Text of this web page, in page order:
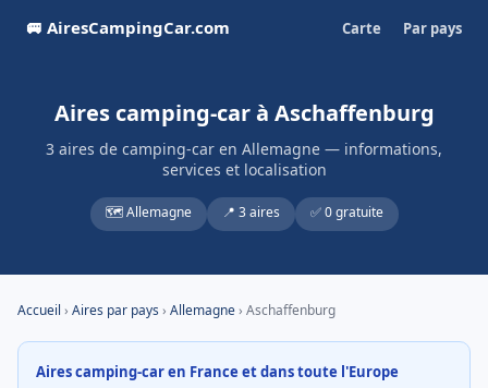
🚐 AiresCampingCar.com Carte Par pays
Aires camping-car à Aschaffenburg
3 aires de camping-car en Allemagne — informations,
services et localisation
🗺️ Allemagne 📍 3 aires ✅ 0 gratuite
Accueil › Aires par pays› Allemagne› Aschaffenburg
Aires camping-car en France et dans toute l'Europe